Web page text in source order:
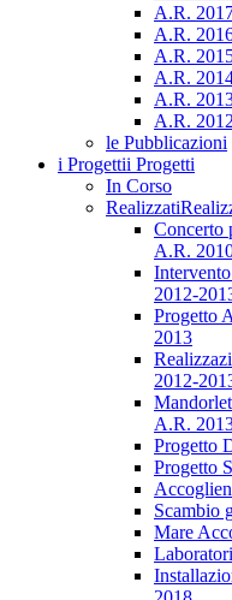
A.R.
A.R.
A.R.
A.R.
A.R.
A.R.
le Pubblicazioni
i Progettii Progetti
In Corso
Realizzati
Concerto
A.R.
2012-
Progetto
2013
2012-
A.R.
Progetto
Progetto
Scambio
Mare